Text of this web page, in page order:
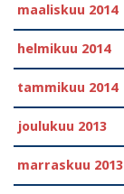
maaliskuu 2014
helmikuu 2014
tammikuu 2014
joulukuu 2013
marraskuu 2013